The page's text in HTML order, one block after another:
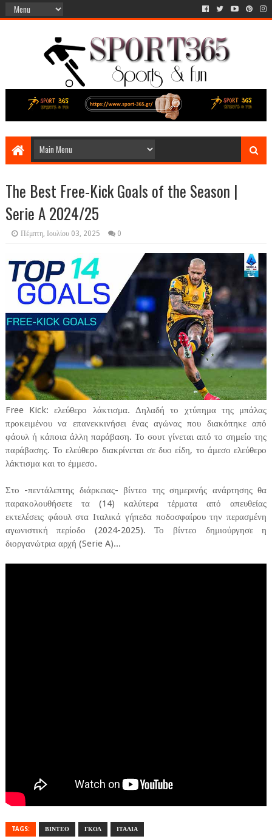
The Best Free-Kick Goals of the Season |
Serie A 2024/25
Πέμπτη, Ιουλίου 03, 2025 0
Free Kick: ελεύθερο λάκτισμα. Δηλαδή το χτύπημα της μπάλας
προκειμένου να επανεκκινήσει ένας αγώνας που διακόπηκε από
φάουλ ή κάποια άλλη παράβαση. Το σουτ γίνεται από το σημείο της
παράβασης. Το ελεύθερο διακρίνεται σε δυο είδη, το άμεσο ελεύθερο
λάκτισμα και το έμμεσο.
Στο -πεντάλεπτης διάρκειας- βίντεο της σημερινής ανάρτησης θα
παρακολουθήσετε τα (14) καλύτερα τέρματα από απευθείας
εκτελέσεις φάουλ στα Ιταλικά γήπεδα ποδοσφαίρου την περασμένη
αγωνιστική περίοδο (2024-2025). Το βίντεο δημιούργησε η
διοργανώτρια αρχή (Serie A)...
TAGS: ΒΙΝΤΕΟ ΓΚΟΛ ΙΤΑΛΙΑ